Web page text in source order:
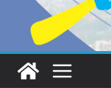
Story 5 y